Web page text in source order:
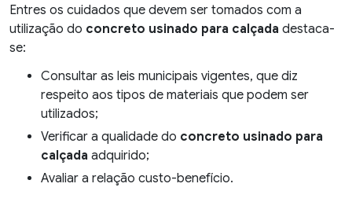
Entres os cuidados que devem ser tomados com a
utilização do concreto usinado para calçada destaca-
se:
Consultar as leis municipais vigentes, que diz
respeito aos tipos de materiais que podem ser
utilizados;
Verificar a qualidade do concreto usinado para
calçada adquirido;
Avaliar a relação custo-benefício.